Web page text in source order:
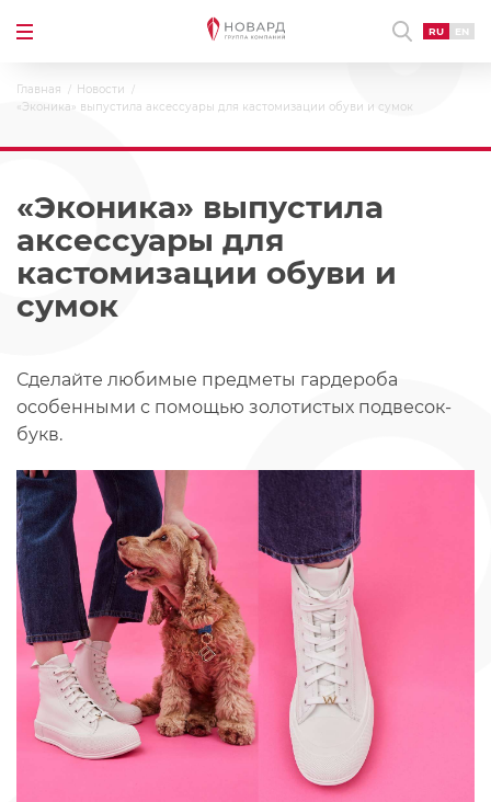
RU EN
Главная
Новости
«Эконика» выпустила аксессуары для кастомизации обуви и сумок
«Эконика» выпустила
аксессуары для
кастомизации обуви и
сумок
Сделайте любимые предметы гардероба
особенными с помощью золотистых подвесок-
букв.